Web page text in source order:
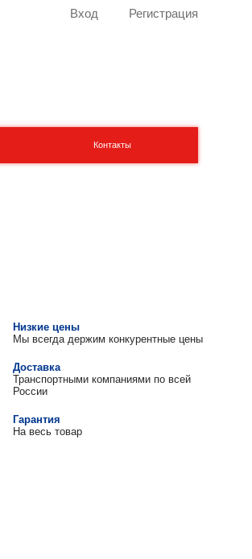
Вход Регистрация
Контакты
Низкие цены
Мы всегда держим конкурентные цены
Доставка
Транспортными компаниями по всей
России
Гарантия
На весь товар